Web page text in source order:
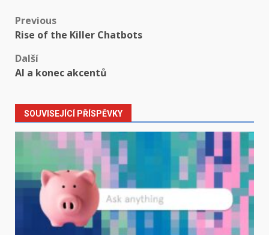
Post
Previous
Rise of the Killer Chatbots
Další
AI a konec akcentů
SOUVISEJÍCÍ PŘÍSPĚVKY